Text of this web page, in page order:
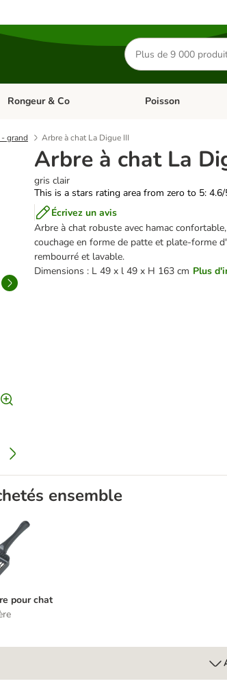
Rechercher
des
produits
Chien
Dérouler les catégories: Chat
Rongeur & Co Dérouler les
Poisson
grand Arbre à chat La Digue III
Arbre à chat La
gris clair
This is a stars rating area from zero to 5: 4.6/
Écrivez un avis
Arbre à chat robuste avec hamac
couchage en forme de patte et plate-forme
rembourré et lavable.
Dimensions : L 49 x l 49 x H 163 cm Plus
ensemble
pour chat
pour chat